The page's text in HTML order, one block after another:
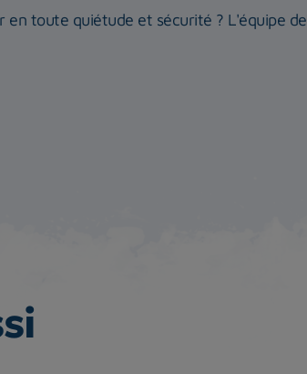
en toute quiétude et sécurité ? L'équipe de